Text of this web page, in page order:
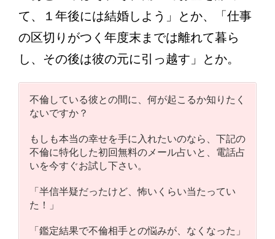
て、１年後には結婚しよう」とか、「仕事
の区切りがつく年度末までは離れて暮ら
し、その後は彼の元に引っ越す」とか。
不倫している彼との間に、何が起こるか知りたく
ないですか？
もしも本当の幸せを手に入れたいのなら、下記の
不倫に特化した初回無料のメール占いと、電話占
いを今すぐお試し下さい。
「半信半疑だったけど、怖いくらい当たってい
た！」
「鑑定結果で不倫相手との悩みが、なくなった」